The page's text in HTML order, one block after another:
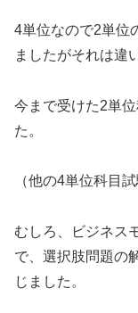
4単位なので2単位
ましたがそれは違
今まで受けた2単
た。
（他の4単位科目
むしろ、ビジネス
で、選択肢問題の
じました。